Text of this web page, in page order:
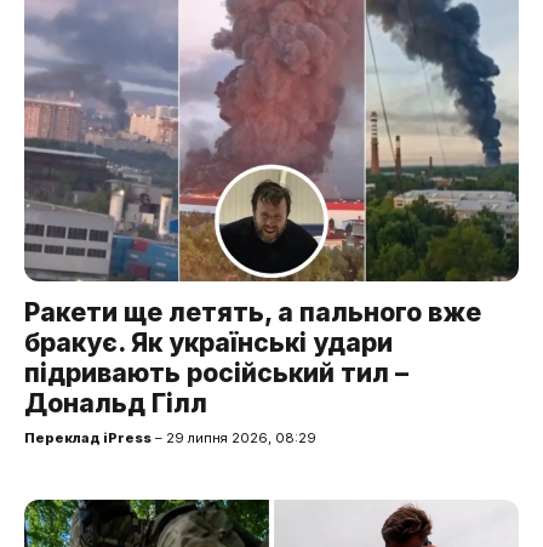
Ракети ще летять, а пального вже
бракує. Як українські удари
підривають російський тил –
Дональд Гілл
Переклад iPress – 29 липня 2026, 08:29